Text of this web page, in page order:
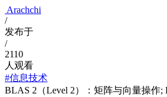
Arachchi
/
发布于
/
2110
人观看
#信息技术
BLAS 2（Level 2）：矩阵与向量操作;